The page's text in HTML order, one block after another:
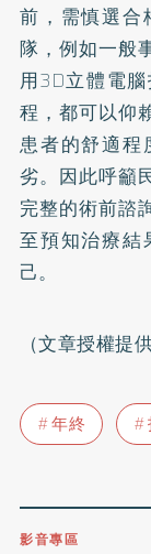
前，需慎選合
隊，例如一般
用3D立體電
程，都可以仰
患者的舒適程
劣。因此呼籲
完整的術前諮
至預知治療結
己。
（文章授權提
年終
影音專區